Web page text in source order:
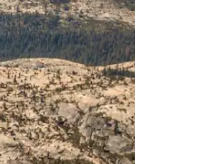
óf door te tikken of swipen.